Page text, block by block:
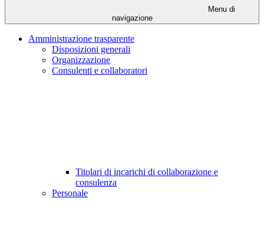
Menu di
navigazione
Amministrazione trasparente
Disposizioni generali
Organizzazione
Consulenti e collaboratori
Titolari di incarichi di collaborazione e
consulenza
Personale